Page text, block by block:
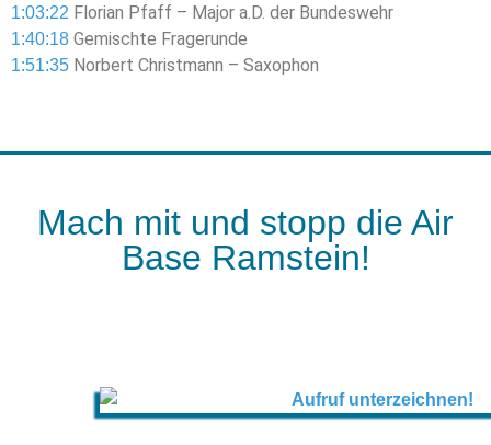
1:03:22 Florian Pfaff – Major a.D. der Bundeswehr
1:40:18 Gemischte Fragerunde
1:51:35 Norbert Christmann – Saxophon
Mach mit und stopp die Air
Base Ramstein!